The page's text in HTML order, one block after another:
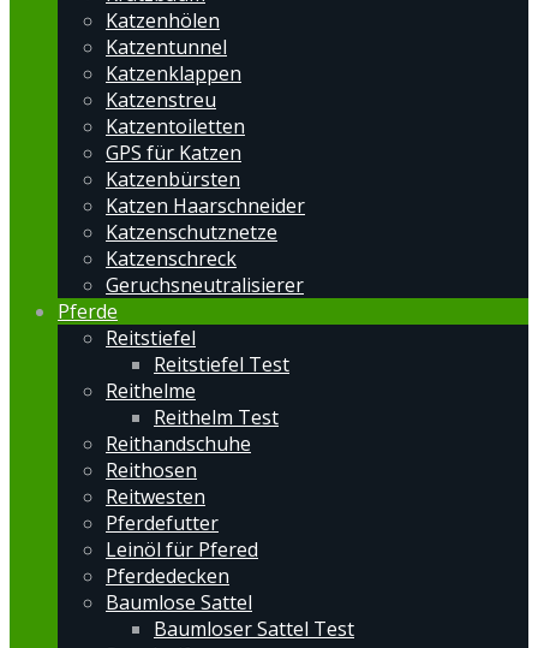
Katzenhölen
Katzentunnel
Katzenklappen
Katzenstreu
Katzentoiletten
GPS für Katzen
Katzenbürsten
Katzen Haarschneider
Katzenschutznetze
Katzenschreck
Geruchsneutralisierer
Pferde
Reitstiefel
Reitstiefel Test
Reithelme
Reithelm Test
Reithandschuhe
Reithosen
Reitwesten
Pferdefutter
Leinöl für Pfered
Pferdedecken
Baumlose Sattel
Baumloser Sattel Test